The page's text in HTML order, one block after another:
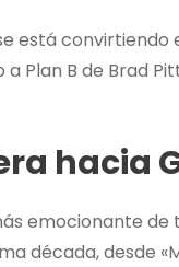
está convirtiendo
Plan B de Brad
hacia
emocionante de
década, desde